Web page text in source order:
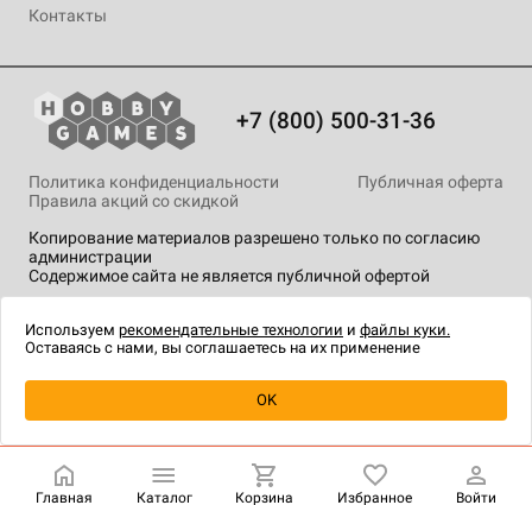
Уведомить о наличии
Контакты
+7 (800) 500-31-36
Копирование материалов разрешено только по согласию
администрации
Содержимое сайта не является публичной офертой
Политика конфиденциальности
Публичная оферта
Правила акций со скидкой
технологии.
Главная Каталог Корзина Избранное Войти
Используем рекомендательные технологии и файлы куки.
Оставаясь с нами, вы соглашаетесь на их применение
OK